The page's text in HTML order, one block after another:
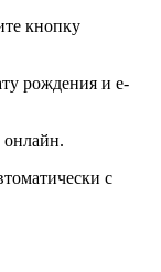
кнопку
рождения и e-
онлайн.
с